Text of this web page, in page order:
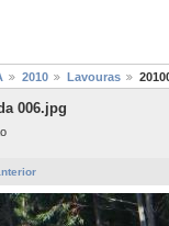
2010 Lavouras
006.jpg